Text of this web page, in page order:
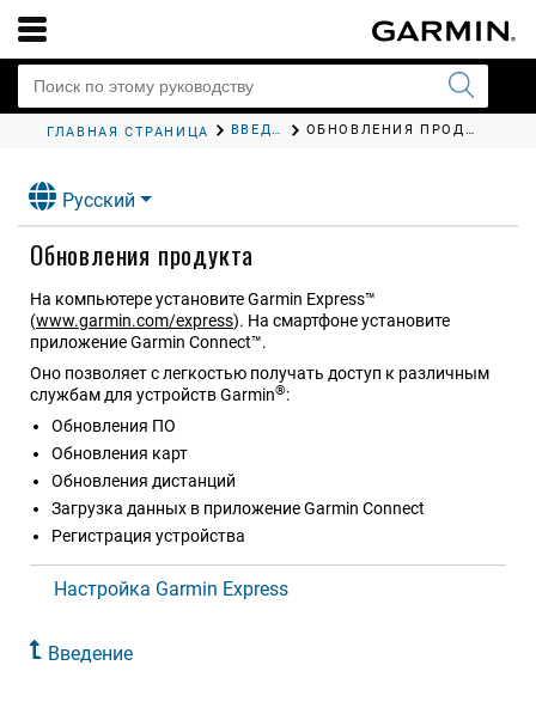
ГЛАВНАЯ СТРАНИЦА ВВЕДЕНИЕ ОБНОВЛЕНИЯ ПРОДУКТА
Русский
Обновления продукта
На компьютере установите Garmin Express™
(www.garmin.com/express). На смартфоне установите
приложениеGarmin Connect™.
Оно позволяет с легкостью получать доступ к различным
службам для устройств Garmin®:
Обновления ПО
Обновления карт
Обновления дистанций
Загрузка данных в приложение Garmin Connect
Регистрация устройства
Настройка Garmin Express
Введение